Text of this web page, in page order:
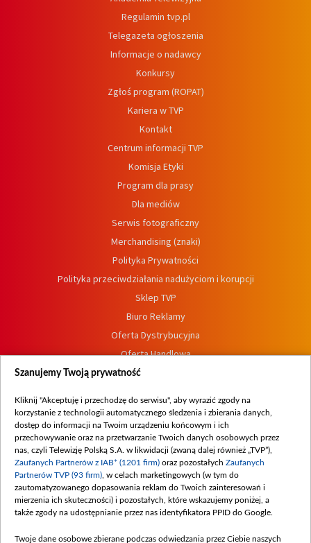
Regulamin tvp.pl
Telegazeta ogłoszenia
Informacje o nadawcy
Konkursy
Zgłoś program (ROPAT)
Kariera w TVP
Kontakt
Centrum informacji TVP
Komisja Etyki
Program dla prasy
Dla mediów
Serwis fotograficzny
Merchandising (znaki)
Polityka Prywatności
Polityka przeciwdziałania nadużyciom i korupcji
Sklep TVP
Biuro Reklamy
Oferta Dystrybucyjna
Oferta Handlowa
Dostępność
Procedura zgłoszeń wewnętrznych
Szanujemy Twoją prywatność
Kliknij "Akceptuję i przechodzę do serwisu", aby wyrazić zgody na
korzystanie z technologii automatycznego śledzenia i zbierania danych,
dostęp do informacji na Twoim urządzeniu końcowym i ich
przechowywanie oraz na przetwarzanie Twoich danych osobowych przez
nas, czyli Telewizję Polską S.A. w likwidacji (zwaną dalej również „TVP”),
Zaufanych Partnerów z IAB* (1201 firm) oraz pozostałych Zaufanych
Partnerów TVP (93 firm) , w celach marketingowych (w tym do
zautomatyzowanego dopasowania reklam do Twoich zainteresowań i
mierzenia ich skuteczności) i pozostałych, które wskazujemy poniżej, a
także zgody na udostępnianie przez nas identyfikatora PPID do Google.
Twoje dane osobowe zbierane podczas odwiedzania przez Ciebie naszych